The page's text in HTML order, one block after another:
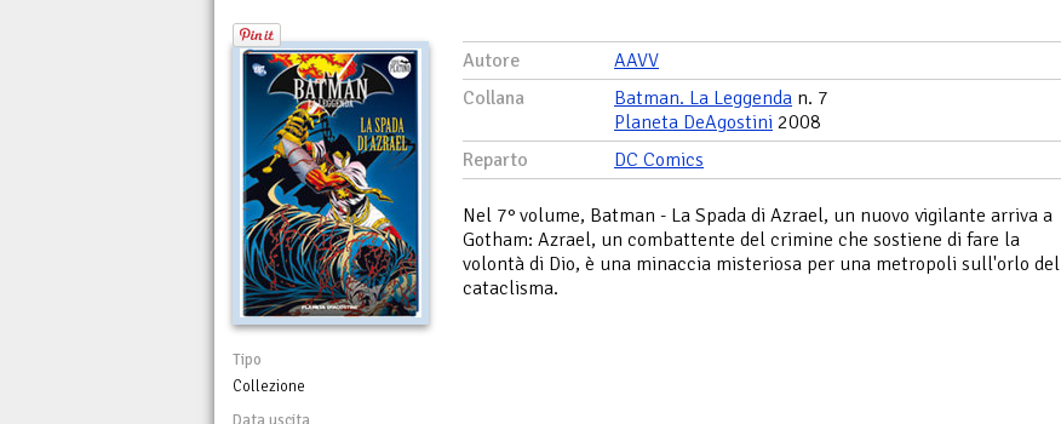
Tipo
Collezione
Data uscita
Autore
AAVV
Collana
Batman. La Leggenda n. 7
Planeta DeAgostini 2008
Reparto
DC Comics
Nel 7° volume, Batman - La Spada di Azrael, un nuovo vigilante arriva a
Gotham: Azrael, un combattente del crimine che sostiene di fare la
volontà di Dio, è una minaccia misteriosa per una metropoli sull'orlo del
cataclisma.